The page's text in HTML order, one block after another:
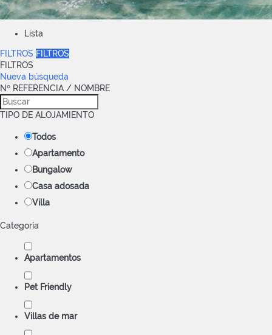
Lista
FILTROS FILTROS
FILTROS
Nueva búsqueda
Nº REFERENCIA / NOMBRE
TIPO DE ALOJAMIENTO
Todos
Apartamento
Bungalow
Casa adosada
Villa
Categoría
Apartamentos
Pet Friendly
Villas de mar